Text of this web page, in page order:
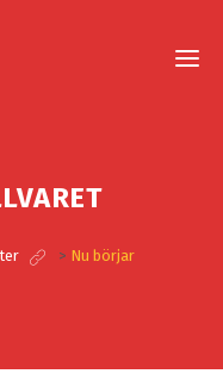
> Nu börjar